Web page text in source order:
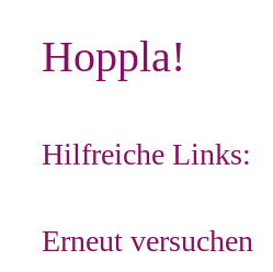
Hoppla!
Hilfreiche Links:
Erneut versuchen